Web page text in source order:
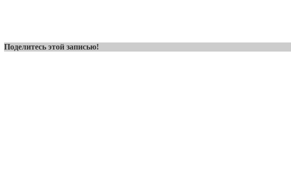
Поделитесь этой записью!